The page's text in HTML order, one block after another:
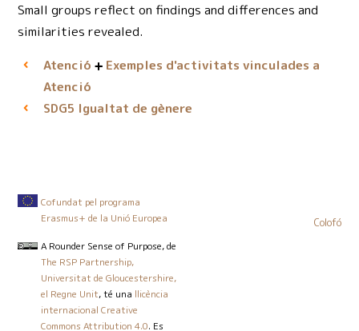
Small groups reflect on findings and differences and
similarities revealed.
Atenció
Exemples d'activitats vinculades a
Atenció
SDG5 Igualtat de gènere
Cofundat pel programa
Erasmus+ de la Unió Europea
A Rounder Sense of Purpose, de
The RSP Partnership,
Universitat de Gloucestershire,
el Regne Unit, té una llicència
internacional Creative
Commons Attribution 4.0. Es
Colofó